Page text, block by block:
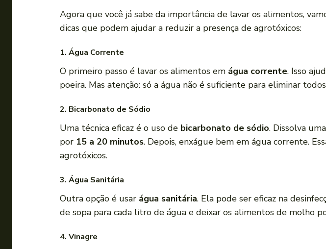
Agora que você já sabe da importância de lavar os alimentos,
dicas que podem ajudar a reduzir a presença de agrotóxicos:
1. Água Corrente
O primeiro passo é lavar os alimentos em água corrente. Isso
poeira. Mas atenção: só a água não é suficiente para eliminar
2. Bicarbonato de Sódio
Uma técnica eficaz é o uso de bicarbonato de sódio. Dissolva
por 15 a 20 minutos. Depois, enxágue bem em água corrente.
agrotóxicos.
3. Água Sanitária
Outra opção é usar água sanitária. Ela pode ser eficaz na
de sopa para cada litro de água e deixar os alimentos de molho
4. Vinagre